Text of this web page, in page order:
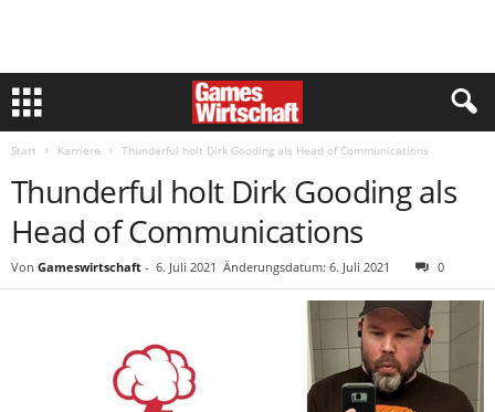
Start Karriere Thunderful holt Dirk Gooding als Head of Communications
Thunderful holt Dirk Gooding als
Head of Communications
Von Gameswirtschaft - 6. Juli 2021 Änderungsdatum: 6. Juli 2021 0